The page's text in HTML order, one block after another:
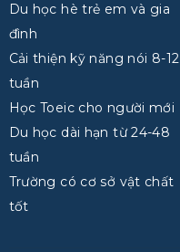
Du học hè trẻ em và gia
đình
Cải thiện kỹ năng nói 8-12
tuần
Học Toeic cho người mới
Du học dài hạn từ 24-48
tuần
Trường có cơ sở vật chất
tốt